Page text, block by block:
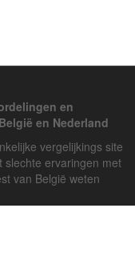
en
en Nederland
vergelijkings site
slechte ervaringen met
van België weten